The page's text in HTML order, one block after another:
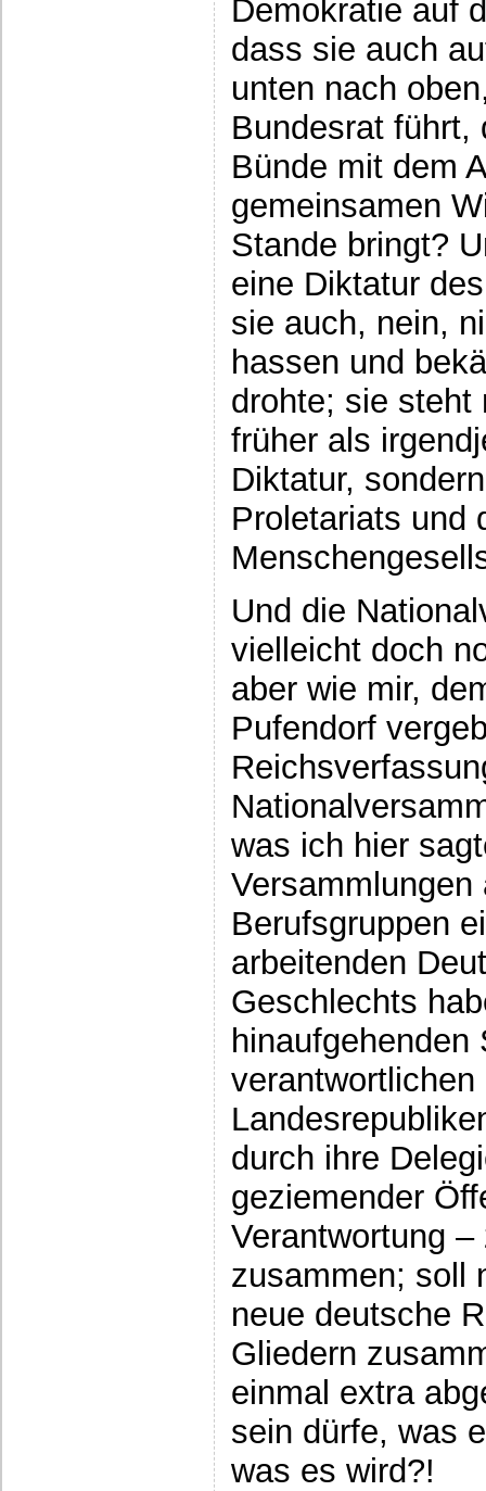
Demokratie auf
dass sie auch
unten nach
Bundesrat führt,
Bünde mit dem
gemeinsamen
Stande bringt?
eine Diktatur
sie auch, nein,
hassen und
drohte; sie steht
früher als
Diktatur,
Proletariats und
Und die
vielleicht doch
aber wie mir,
Pufendorf
was ich hier
Versammlungen
Berufsgruppen
arbeitenden
Geschlechts
hinaufgehenden
durch ihre
geziemender
Verantwortung
zusammen; soll
neue deutsche
Gliedern
einmal extra
sein dürfe, was
was es wird?!